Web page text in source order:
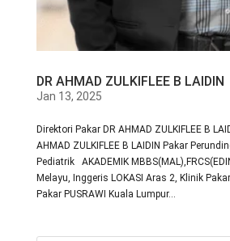
DR AHMAD ZULKIFLEE B LAIDIN
Jan 13, 2025
Direktori Pakar DR AHMAD ZULKIFLEE B
AHMAD ZULKIFLEE B LAIDIN Pakar
Pediatrik AKADEMIK
Melayu, Inggeris LOKASI Aras 2, Klinik
Pakar PUSRAWI Kuala Lumpur...